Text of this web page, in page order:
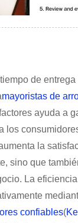
de
mayoristas de
ayuda a
los
la
sino que
La
confiables(